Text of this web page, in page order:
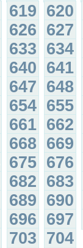
619 620
626 627
633 634
640 641
647 648
654 655
661 662
668 669
675 676
682 683
689 690
696 697
703 704